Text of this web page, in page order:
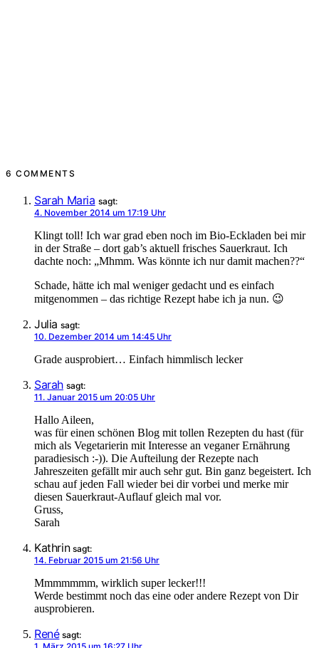
6 COMMENTS
Sarah Maria sagt:
4. November 2014 um 17:19 Uhr
Klingt toll! Ich war grad eben noch im Bio-Eckladen bei mir
in der Straße – dort gab’s aktuell frisches Sauerkraut. Ich
dachte noch: „Mhmm. Was könnte ich nur damit machen??“
Schade, hätte ich mal weniger gedacht und es einfach
mitgenommen – das richtige Rezept habe ich ja nun. 😉
Julia sagt:
10. Dezember 2014 um 14:45 Uhr
Grade ausprobiert… Einfach himmlisch lecker
Sarah sagt:
11. Januar 2015 um 20:05 Uhr
Hallo Aileen,
was für einen schönen Blog mit tollen Rezepten du hast (für
mich als Vegetarierin mit Interesse an veganer Ernährung
paradiesisch :-)). Die Aufteilung der Rezepte nach
Jahreszeiten gefällt mir auch sehr gut. Bin ganz begeistert. Ich
schau auf jeden Fall wieder bei dir vorbei und merke mir
diesen Sauerkraut-Auflauf gleich mal vor.
Gruss,
Sarah
Kathrin sagt:
14. Februar 2015 um 21:56 Uhr
Mmmmmmm, wirklich super lecker!!!
Werde bestimmt noch das eine oder andere Rezept von Dir
ausprobieren.
René sagt: